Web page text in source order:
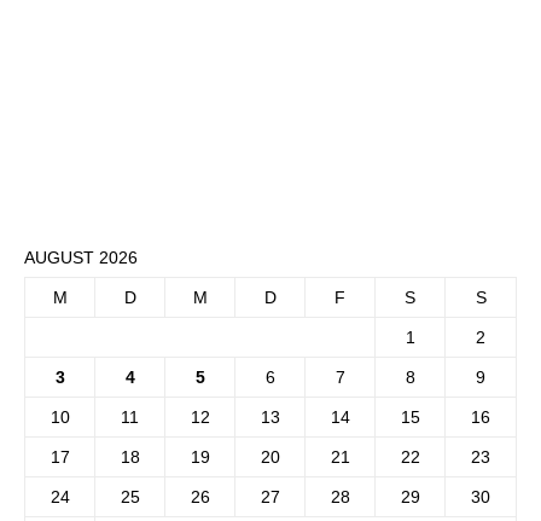
AUGUST 2026
M D M D F S S
1 2
3 4 5 6 7 8 9
10 11 12 13 14 15 16
17 18 19 20 21 22 23
24 25 26 27 28 29 30